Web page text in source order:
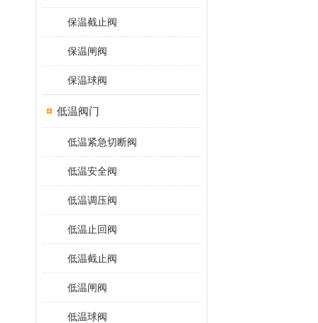
保温截止阀
保温闸阀
保温球阀
低温阀门
低温紧急切断阀
低温安全阀
低温调压阀
低温止回阀
低温截止阀
低温闸阀
低温球阀